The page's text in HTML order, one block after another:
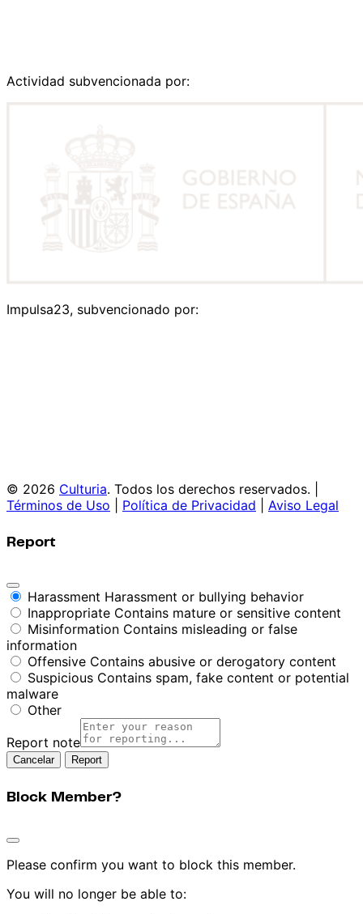
Actividad subvencionada por:
Impulsa23, subvencionado por:
© 2026 Culturia. Todos los derechos reservados. |
Términos de Uso
Política de Privacidad Aviso Legal
Report
Harassment Harassment or bullying behavior
Inappropriate Contains mature or sensitive content
Misinformation Contains misleading or false
information
Offensive Contains abusive or derogatory content
Suspicious Contains spam, fake content or potential
malware
Other
Report note
Report
Block Member?
Please confirm you want to block this member.
You will no longer be able to: